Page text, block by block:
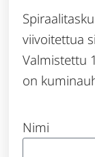
viivoitettua
Valmistettu
on
Nimi